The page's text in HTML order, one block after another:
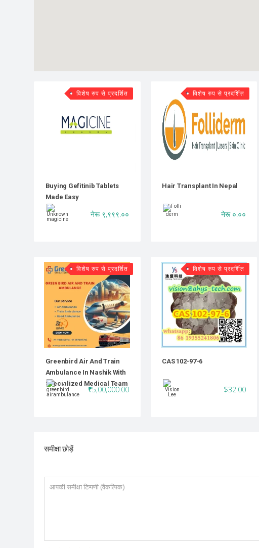
विशेष रुप से प्रदर्शित
Buying Gefitinib Tablets
Made Easy
नेरू ९,९९९.००
विशेष रुप से प्रदर्शित
Hair Transplant In Nepal
नेरू ०.००
विशेष रुप से प्रदर्शित
Greenbird Air And Train
Ambulance In Nashik With
Specialized Medical Team
₹5,00,000.00
विशेष रुप से प्रदर्शित
CAS 102-97-6
$32.00
समीक्षा छोड़ें